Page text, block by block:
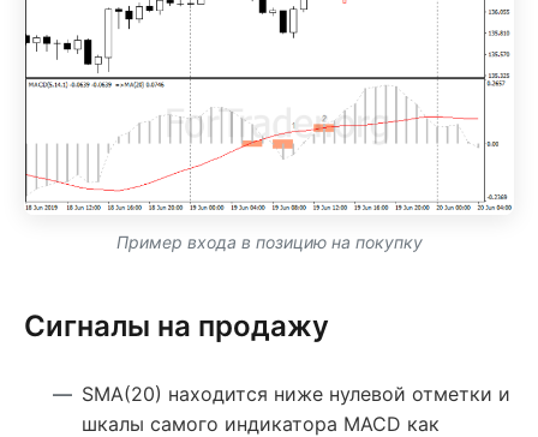
Пример входа в позицию на покупку
Сигналы на продажу
SMA(20) находится ниже нулевой отметки и
шкалы самого индикатора MACD как